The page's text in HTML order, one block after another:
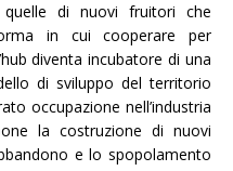
di nuovi fruitori che
in cui cooperare per
diventa incubatore di una
di sviluppo del territorio
occupazione nell’industria
la costruzione di nuovi
e lo spopolamento